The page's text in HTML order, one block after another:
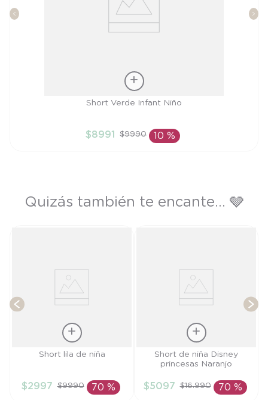
AÑADIR AL CARRITO
Short Verde Infant Niño
$8991 $9990 10 %
Quizás también te encante... 🩶
AÑADIR AL
Short lila de niña
$2997 $9990 70 %
Talla
AÑADIR AL
Short de niña Disney
princesas Naranjo
$5097 $16.990 70 %